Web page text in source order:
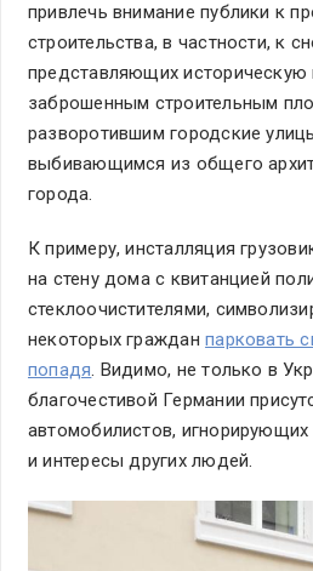
привлечь внимание публики к
строительства, в частности, к
представляющих историческую
заброшенным строительным
разворотившим городские
выбивающимся из общего
города.
К примеру, инсталляция
на стену дома с квитанцией
стеклоочистителями,
некоторых гражданпарковать
попадя. Видимо, не только в
благочестивой Германии
автомобилистов,
и интересы других людей.